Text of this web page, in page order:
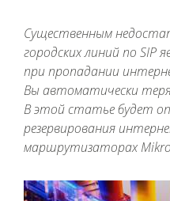
Существенным
городских линий по SIP
при пропадании
Вы автоматически
В этой статье будет
резервирования
маршрутизаторах